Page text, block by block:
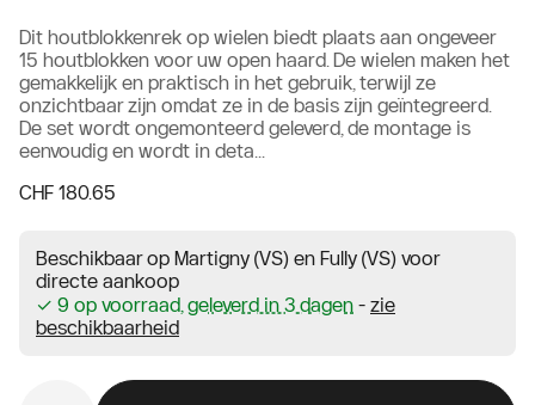
Dit houtblokkenrek op wielen biedt plaats aan ongeveer
15 houtblokken voor uw open haard. De wielen maken het
gemakkelijk en praktisch in het gebruik, terwijl ze
onzichtbaar zijn omdat ze in de basis zijn geïntegreerd.
De set wordt ongemonteerd geleverd, de montage is
eenvoudig en wordt in deta...
CHF 180.65
Beschikbaar op Martigny (VS) en Fully (VS) voor
directe aankoop
✓ 9 op voorraad, geleverd in 3 dagen - zie
beschikbaarheid